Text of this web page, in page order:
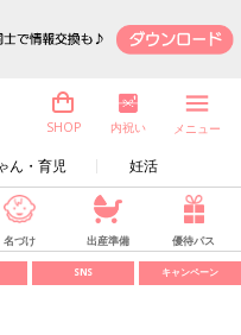
ん・育児 妊活
SHOP 内祝い メニュー
名づけ 出産準備 優待パス
SNS キャンペーン